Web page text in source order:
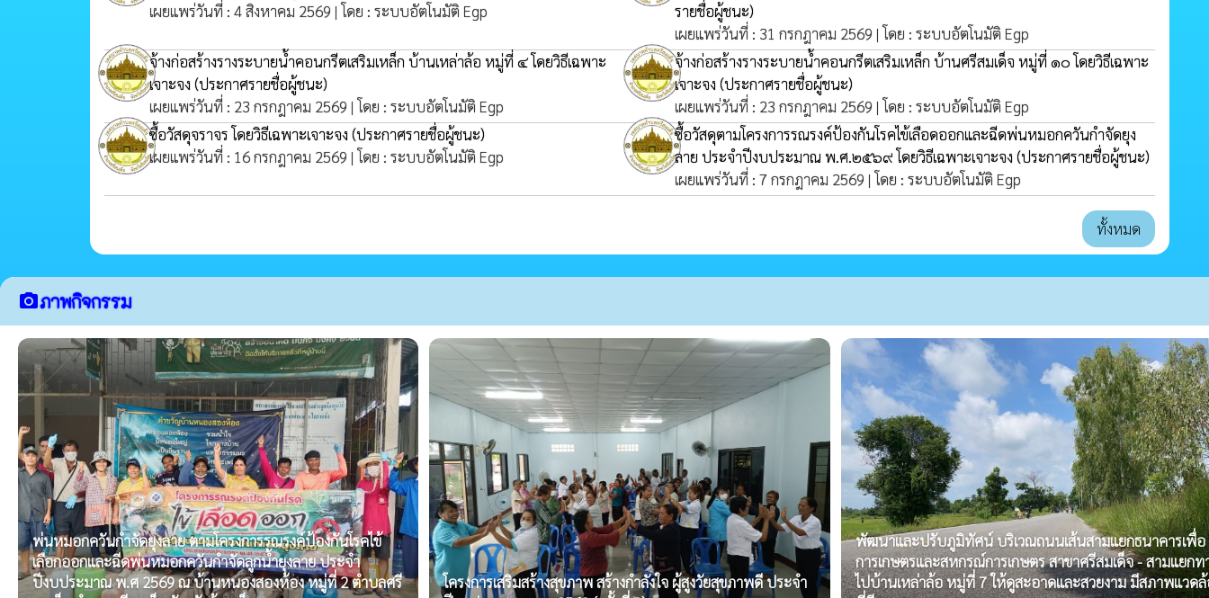
เผยแพร่วันที่ : 4 สิงหาคม 2569 | โดย : ระบบอัตโนมัติ Egp
รายชื่อผู้ชนะ)
เผยแพร่วันที่ : 31 กรกฎาคม 2569 | โดย : ระบบอัตโนมัติ Egp
จ้างก่อสร้างรางระบายน้ำคอนกรีตเสริมเหล็ก บ้านเหล่าล้อ หมู่ที่ ๔ โดยวิธีเฉพาะ
เจาะจง (ประกาศรายชื่อผู้ชนะ)
เผยแพร่วันที่ : 23 กรกฎาคม 2569 | โดย : ระบบอัตโนมัติ Egp
จ้างก่อสร้างรางระบายน้ำคอนกรีตเสริมเหล็ก บ้านศรีสมเด็จ หมู่ที่ ๑๐ โดยวิธีเฉพาะ
เจาะจง (ประกาศรายชื่อผู้ชนะ)
เผยแพร่วันที่ : 23 กรกฎาคม 2569 | โดย : ระบบอัตโนมัติ Egp
ซื้อวัสดุจราจร โดยวิธีเฉพาะเจาะจง (ประกาศรายชื่อผู้ชนะ)
เผยแพร่วันที่ : 16 กรกฎาคม 2569 | โดย : ระบบอัตโนมัติ Egp
ซื้อวัสดุตามโครงการรณรงค์ป้องกันโรคไข้เลือดออกและฉีดพ่นหมอกควันกำจัดยุง
ลาย ประจำปีงบประมาณ พ.ศ.๒๕๖๙ โดยวิธีเฉพาะเจาะจง (ประกาศรายชื่อผู้ชนะ)
เผยแพร่วันที่ : 7 กรกฎาคม 2569 | โดย : ระบบอัตโนมัติ Egp
ทั้งหมด
camera_altภาพกิจกรรม
พ่นหมอกควันกำจัดยุงลาย ตามโครงการรณรงค์ป้องกันโรคไข้
เลือกออกและฉีดพ่นหมอกควันกำจัดลูกน้ำยุงลาย ประจำ
ปีงบประมาณ พ.ศ 2569 ณ บ้านหนองสองห้อง หมู่ที่ 2 ตำบลศรี
โครงการเสริมสร้างสุขภาพ สร้างกำลังใจ ผู้สูงวัยสุขภาพดี ประจำ
พัฒนาและปรับภูมิทัศน์ บริเวณถนนเส้นสามแยกธนาคารเพื่อ
การเกษตรและสหกรณ์การเกษตร สาขาศรีสมเด็จ - สามแยกท
ไปบ้านเหล่าล้อ หมู่ที่ 7 ให้ดูสะอาดและสวยงาม มีสภาพแวด